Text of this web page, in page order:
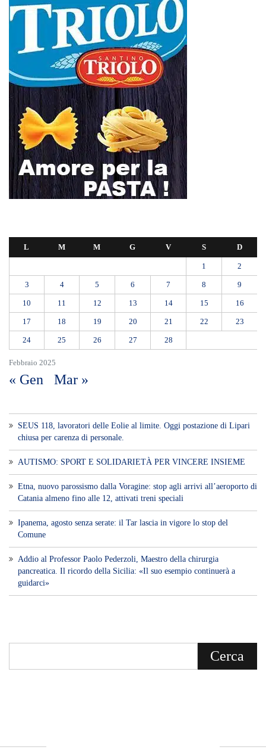
Febbraio 2025
L M M G V S D
1 2
3 4 5 6 7 8 9
10 11 12 13 14 15 16
17 18 19 20 21 22 23
24 25 26 27 28
« Gen Mar »
SEUS 118, lavoratori delle Eolie al limite. Oggi postazione di Lipari
chiusa per carenza di personale.
AUTISMO: SPORT E SOLIDARIETÀ PER VINCERE INSIEME
Etna, nuovo parossismo dalla Voragine: stop agli arrivi all’aeroporto di
Catania almeno fino alle 12, attivati treni speciali
Ipanema, agosto senza serate: il Tar lascia in vigore lo stop del
Comune
Addio al Professor Paolo Pederzoli, Maestro della chirurgia
pancreatica. Il ricordo della Sicilia: «Il suo esempio continuerà a
guidarci»